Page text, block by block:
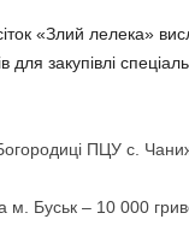
«Злий лелека»
закупівлі
ПЦУ с.
м. Буськ – 10 000